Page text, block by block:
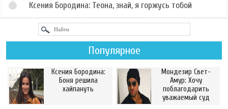
Ксения Бородина: Теона, знай, я горжусь тобой
Популярное
Ксения Бородина:
Боня решила
хайпануть
Мондезир Свет-
Амур: Хочу
поблагодарить
уважаемый суд